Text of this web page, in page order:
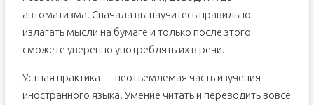
автоматизма. Сначала вы научитесь правильно
излагать мысли на бумаге и только после этого
сможете уверенно употреблять их в речи.
Устная практика — неотъемлемая часть изучения
иностранного языка. Умение читать и переводить вовсе